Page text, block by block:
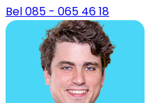
Bel 085 - 065 46 18